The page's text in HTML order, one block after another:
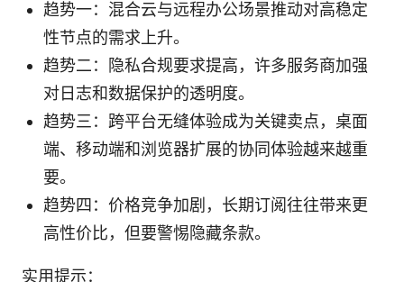
趋势一：混合云与远程办公场景推动对高稳定
性节点的需求上升。
趋势二：隐私合规要求提高，许多服务商加强
对日志和数据保护的透明度。
趋势三：跨平台无缝体验成为关键卖点，桌面
端、移动端和浏览器扩展的协同体验越来越重
要。
趋势四：价格竞争加剧，长期订阅往往带来更
高性价比，但要警惕隐藏条款。
实用提示：